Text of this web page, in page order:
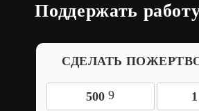
Поддержать
СДЕЛАТЬ
500 9